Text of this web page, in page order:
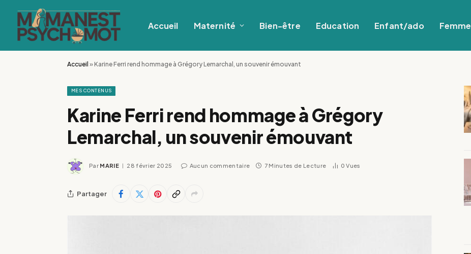
Accueil Maternité Bien-être Education Enfant/ado Femme
Accueil »Karine Ferri rend hommage à Grégory Lemarchal, un souvenir émouvant
MES CONTENUS
Karine Ferri rend hommage à Grégory
Lemarchal, un souvenir émouvant
Par MARIE 28 février 2025 Aucun commentaire 7 Minutes de Lecture 0Vues
Partager